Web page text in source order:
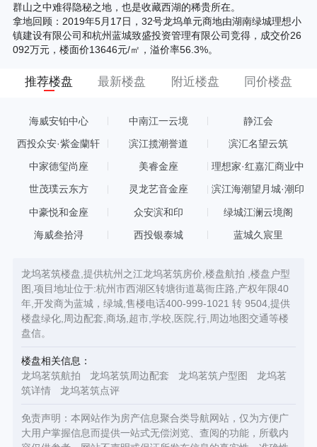
群山之中难得隐秘之地，也是收藏西湖的稀贵所在。
拿地回顾：2019年5月17日，32号龙坞单元商地由湖南绿城理想小
镇建设有限公司和杭州蓝城致盛投资管理有限公司竞得，成交价26
092万元，楼面价13646元/㎡，溢价率56.3%。
推荐楼盘 最新楼盘 附近楼盘 同价楼盘
海威安铂中心 中南江一云境 静江会
西投众安·紫金蘭轩 滨江揽潮誉道 滨汇名望云筑
中家德玺尚座 美睿金座
理想家·红嘉汇商业中
世茂璞云东方 灵龙艺音金座 滨江海潮望月城·潮印
中豪悦和金座 众安滨和印 绿城江澜云境阁
海威叁拾浔 西投银泰城 蓝城久宸里
龙坞茗筑楼盘,提供杭州之江龙坞茗筑房价,楼盘航拍 ,楼盘户型
图,项目地址位于:杭州市西湖区转塘街道葛衙庄路,产权年限40
年,开发商为蓝城，绿城,售楼电话400-999-1021 转 9504,提供
楼盘绿化,周边配套,商场,超市,学校,医院,行,周边地图交通等楼
盘信。
楼盘相关信息：
龙坞茗筑航拍
龙坞茗筑周边配套 龙坞茗筑户型图
龙坞茗
筑详情
龙坞茗筑点评
免责声明：本网站作为房产信息聚合类导航网站，仅为方便广
大用户掌握信息而提供一站式无偿浏览、查阅的功能，所载内